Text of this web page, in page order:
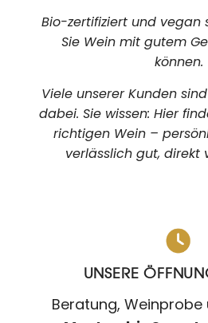
Bio-zertifiziert und vegan
Sie Wein mit gutem
können.
Viele unserer Kunden
dabei. Sie wissen: Hier
richtigen Wein –
verlässlich gut, direkt
UNSERE
Beratung,